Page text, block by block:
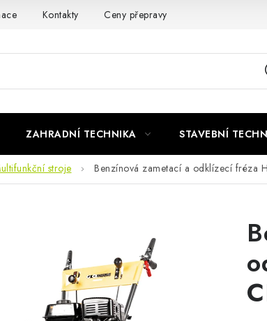
Kontakty Ceny přepravy
ZAHRADNÍ TECHNIKA STAVEBNÍ
stroje Benzínová zametací a odklízecí fréza